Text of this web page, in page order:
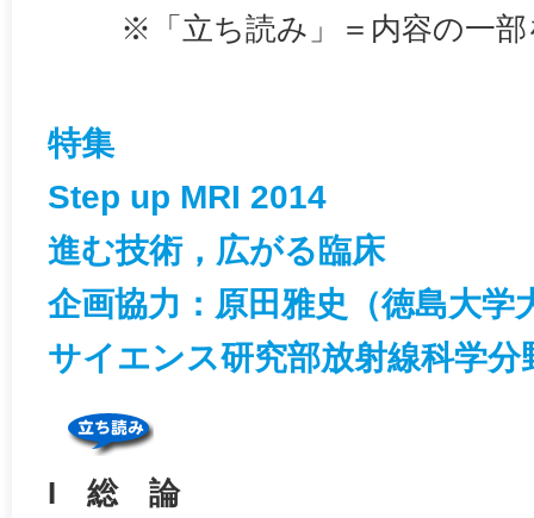
※「立ち読み」＝内容の一
特集
Step up MRI 2014
進む技術，広がる臨床
企画協力：原田雅史（徳島大学
サイエンス研究部放射線科学分
I 総 論